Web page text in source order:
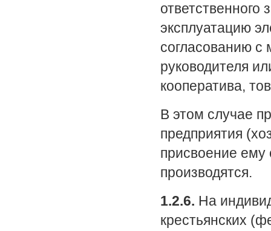
ответственного
эксплуатацию
согласованию с
руководителя
кооператива,
В этом случае
предприятия
присвоение ему
производятся.
1.2.6. На
крестьянских